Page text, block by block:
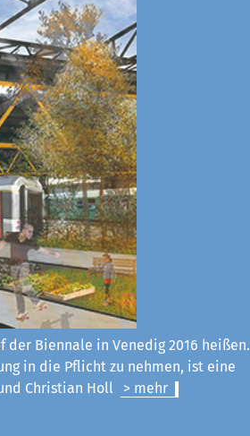
Biennale in Venedig 2016 heißen.
in die Pflicht zu nehmen, ist eine
Christian Holl
> mehr